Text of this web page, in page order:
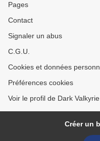
Pages
Contact
Signaler un abus
C.G.U.
Cookies et données
Préférences cookies
Voir le profil de Dark
Créer un